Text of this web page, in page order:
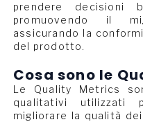
prendere decisioni
promuovendo il
assicurando la
del prodotto.
Cosa sono le
Le Quality Metrics
qualitativi utilizzati
migliorare la qualità